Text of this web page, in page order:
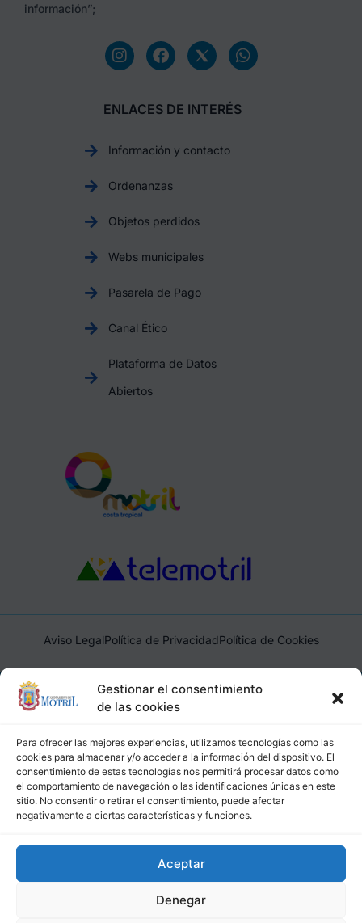
Gestionar el consentimiento
de las cookies
Para ofrecer las mejores experiencias, utilizamos tecnologías como las
cookies para almacenar y/o acceder a la información del dispositivo. El
consentimiento de estas tecnologías nos permitirá procesar datos como
el comportamiento de navegación o las identificaciones únicas en este
sitio. No consentir o retirar el consentimiento, puede afectar
negativamente a ciertas características y funciones.
Aceptar
Denegar
información”;
ENLACES DE INTERÉS
Información y contacto
Ordenanzas
Objetos perdidos
Webs municipales
Pasarela de Pago
Canal Ético
Plataforma de Datos
Abiertos
Aviso LegalPolítica de PrivacidadPolítica de Cookies
Ayuntamiento de Motril, Plaza de España, 1, 18600, Motril,
(Granada), CIF: P1814200J, DIR3: L01181400